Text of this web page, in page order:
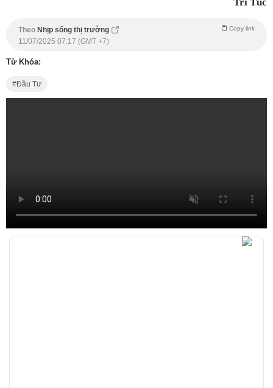
Theo Nhịp sống thị trường Copy link
11/07/2025 07:17 (GMT +7)
Từ Khóa:
Đầu Tư